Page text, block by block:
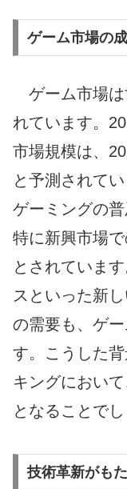
ゲーム市場の
ゲーム市場は
れています。
市場規模は、
と予測されて
ゲーミングの普
特に新興市場
とされていま
スといった新
の需要も、ゲ
す。こうした
キングにおい
となることでし
技術革新がも